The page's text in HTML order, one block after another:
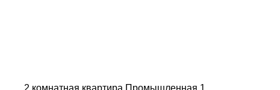
2 комнатная квартира Промышленная 1